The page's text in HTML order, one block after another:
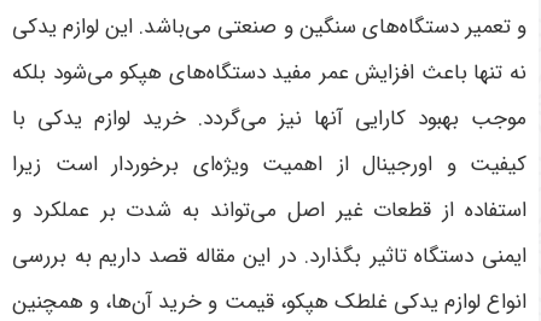
و تعمیر دستگاه‌های سنگین و صنعتی می‌باشد. این لوازم یدکی
نه تنها باعث افزایش عمر مفید دستگاه‌های هپکو می‌شود بلکه
موجب بهبود کارایی آنها نیز می‌گردد. خرید لوازم یدکی با
کیفیت و اورجینال از اهمیت ویژه‌ای برخوردار است زیرا
استفاده از قطعات غیر اصل می‌تواند به شدت بر عملکرد و
ایمنی دستگاه تاثیر بگذارد. در این مقاله قصد داریم به بررسی
انواع لوازم یدکی غلطک هپکو، قیمت و خرید آن‌ها، و همچنین